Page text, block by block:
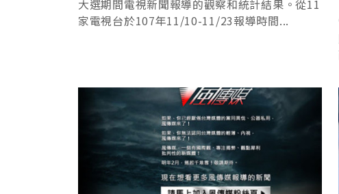
大選期間電視新聞報導的觀察和統計結果。從11
家電視台於107年11/10-11/23報導時間...